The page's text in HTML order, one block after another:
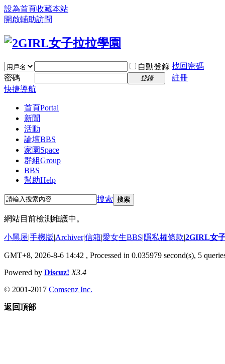
設為首頁收藏本站
開啟輔助訪問
自動登錄 找回密碼
密碼
登錄
註冊
快捷導航
首頁Portal
新聞
活動
論壇BBS
家園 Space
群組Group
BBS
幫助Help
搜索 搜索
網站目前檢測維護中。
小黑屋|手機版|Archiver|信箱|愛女生BBS|隱私權條款|2GIRL女
GMT+8, 2026-8-6 14:42 , Processed in 0.035979 second(s), 5
Powered by Discuz! X3.4
© 2001-2017 Comsenz Inc.
返回頂部